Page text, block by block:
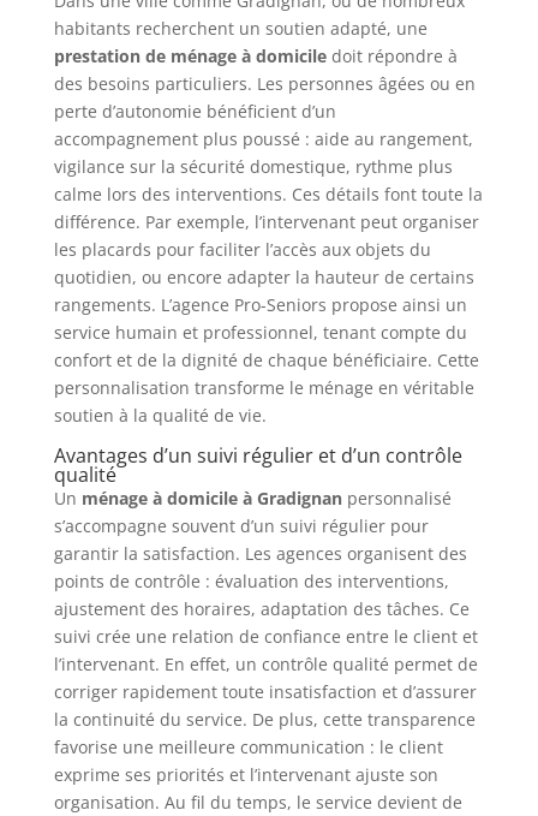
habitants recherchent un soutien adapté, une
prestation de ménage à domiciledoit répondre à
des besoins particuliers. Les personnes âgées ou en
perte d’autonomie bénéficient d’un
accompagnement plus poussé : aide au rangement,
vigilance sur la sécurité domestique, rythme plus
calme lors des interventions. Ces détails font toute la
différence. Par exemple, l’intervenant peut organiser
les placards pour faciliter l’accès aux objets du
quotidien, ou encore adapter la hauteur de certains
rangements. L’agence Pro-Seniors propose ainsi un
service humain et professionnel, tenant compte du
confort et de la dignité de chaque bénéficiaire. Cette
personnalisation transforme le ménage en véritable
soutien à la qualité de vie.
Avantages d’un suivi régulier et d’un contrôle
qualité
Un ménage à domicile à Gradignanpersonnalisé
s’accompagne souvent d’un suivi régulier pour
garantir la satisfaction. Les agences organisent des
points de contrôle : évaluation des interventions,
ajustement des horaires, adaptation des tâches. Ce
suivi crée une relation de confiance entre le client et
l’intervenant. En effet, un contrôle qualité permet de
corriger rapidement toute insatisfaction et d’assurer
la continuité du service. De plus, cette transparence
favorise une meilleure communication : le client
exprime ses priorités et l’intervenant ajuste son
organisation. Au fil du temps, le service devient de